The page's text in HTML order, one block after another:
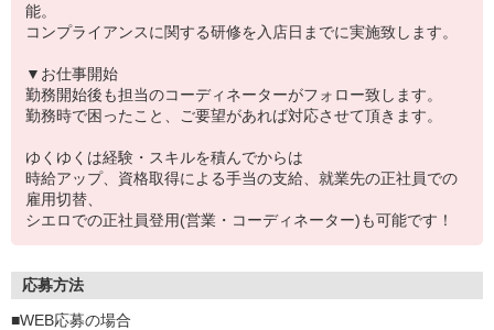
能。
コンプライアンスに関する研修を入店日までに実施致します。
▼お仕事開始
勤務開始後も担当のコーディネーターがフォロー致します。
勤務時で困ったこと、ご要望があれば対応させて頂きます。
ゆくゆくは経験・スキルを積んでからは
時給アップ、資格取得による手当の支給、就業先の正社員での
雇用切替、
シエロでの正社員登用(営業・コーディネーター)も可能です！
応募方法
■WEB応募の場合